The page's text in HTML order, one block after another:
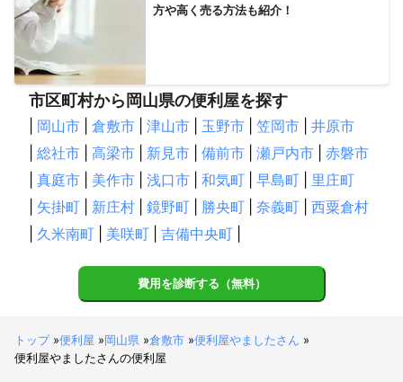
方や高く売る方法も紹介！
市区町村から岡山県の便利屋を探す
岡山市 倉敷市 津山市 玉野市 笠岡市
井原市
総社市 高梁市 新見市 備前市 瀬戸内市
赤磐市
真庭市 美作市 浅口市 和気町 早島町
里庄町
矢掛町 新庄村 鏡野町 勝央町 奈義町
西粟倉村
久米南町 美咲町 吉備中央町
費用を診断する（無料）
トップ»便利屋 »岡山県 »倉敷市 »便利屋やましたさん »
便利屋やましたさんの便利屋